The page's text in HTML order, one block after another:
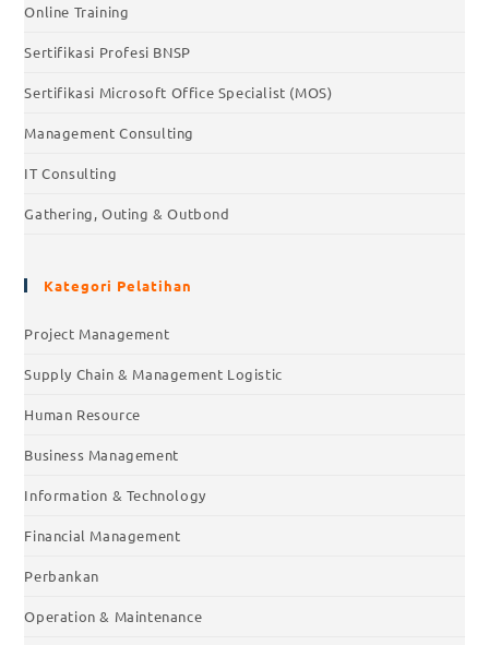
Online Training
Sertifikasi Profesi BNSP
Sertifikasi Microsoft Office Specialist (MOS)
Management Consulting
IT Consulting
Gathering, Outing & Outbond
Kategori Pelatihan
Project Management
Supply Chain & Management Logistic
Human Resource
Business Management
Information & Technology
Financial Management
Perbankan
Operation & Maintenance